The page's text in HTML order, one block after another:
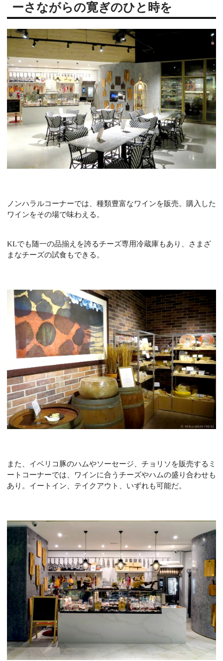
ーさながらの寛ぎのひと時を
ノンハラルコーナーでは、種類豊富なワインを販売。購入した
ワインをその場で味わえる。
KLでも随一の品揃えを誇るチーズ専用冷蔵庫もあり、さまざ
まなチーズの試食もできる。
また、イベリコ豚のハムやソーセージ、チョリソを販売するミ
ートコーナーでは、ワインに合うチーズやハムの盛り合わせも
あり。イートイン、テイクアウト、いずれも可能だ。